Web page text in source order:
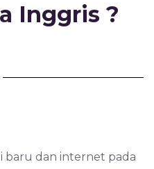
Inggris ?
baru dan internet pada